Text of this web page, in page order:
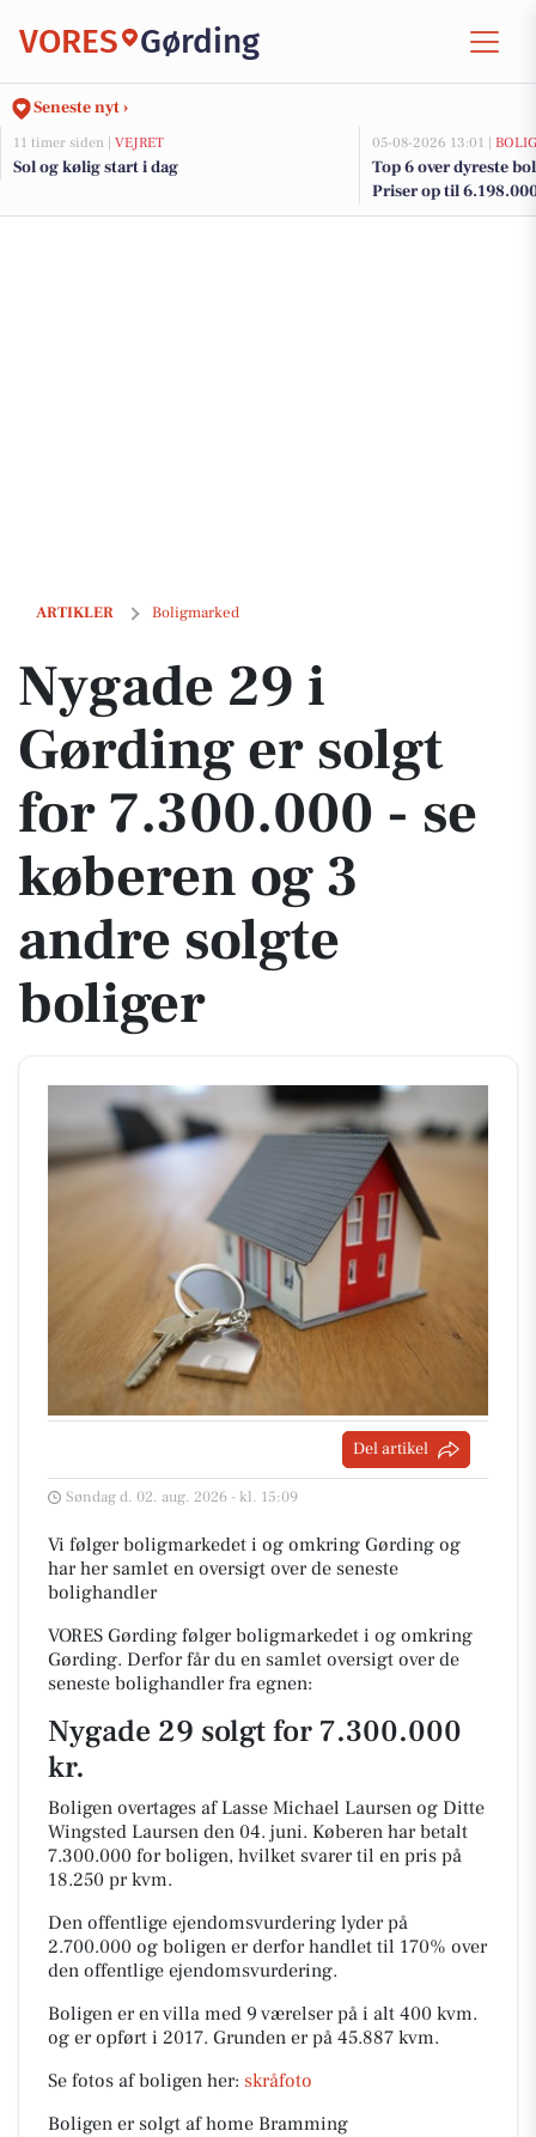
VORES Gørding
Seneste nyt ›
11 timer siden | VEJRET
Sol og kølig start i dag
05-08-2026 13:01 |
Top 6 over dyreste
Priser op til
ARTIKLER Boligmarked
Nygade 29 i Gørding er solgt for 7.300.000 - se køberen og 3 andre
Nygade 29 i
Gørding er solgt
for 7.300.000 - se
køberen og 3
andre solgte
boliger
Del artikel
Søndag d. 02. aug. 2026 - kl. 15:09
Vi følger boligmarkedet i og omkring Gørding og
har her samlet en oversigt over de seneste
bolighandler
VORES Gørding følger boligmarkedet i og omkring
Gørding. Derfor får du en samlet oversigt over de
seneste bolighandler fra egnen:
Nygade 29 solgt for 7.300.000
kr.
Boligen overtages af Lasse Michael Laursen og Ditte
Wingsted Laursen den 04. juni. Køberen har betalt
7.300.000 for boligen, hvilket svarer til en pris på
18.250 pr kvm.
Den offentlige ejendomsvurdering lyder på
2.700.000 og boligen er derfor handlet til 170% over
den offentlige ejendomsvurdering.
Boligen er en villa med 9 værelser på i alt 400 kvm.
og er opført i 2017. Grunden er på 45.887 kvm.
Se fotos af boligen her: skråfoto
Boligen er solgt af home Bramming